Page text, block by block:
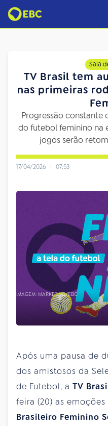
Sala
TV Brasil tem
nas primeiras
Progressão
do futebol feminino na
jogos serão
17/04/2026 | 07:53
IMAGEM: MARKETING/EBC
Após uma pausa de
dos amistosos da
de Futebol, a TV
feira (20) as emoções
Brasileiro Feminino